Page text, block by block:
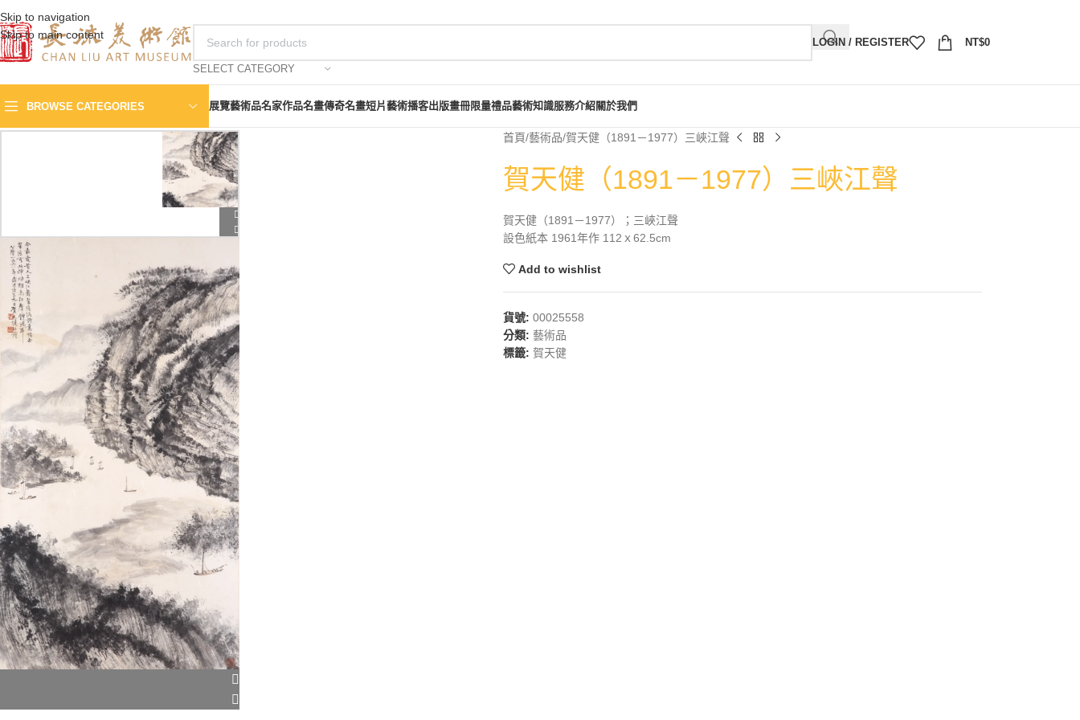
Skip to navigation
Skip to main content
SELECT CATEGORY
LOGIN / REGISTER NT$0
BROWSE CATEGORIES 展覽藝術品名家作品名畫傳奇名畫短片藝術播客出版畫冊限量禮品藝術知識服務介紹關於我們
首頁 藝術品 賀天健（1891－1977）三峽江聲
賀天健（1891－1977）三峽江聲
賀天健（1891－1977）；三峽江聲
設色紙本 1961年作 112ｘ62.5cm
Add to wishlist
貨號: 00025558
分類: 藝術品
標籤: 賀天健